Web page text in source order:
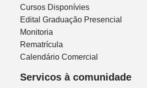
Cursos Disponívies
Edital Graduação Presencial
Monitoria
Rematrícula
Calendário Comercial
Servicos à comunidade